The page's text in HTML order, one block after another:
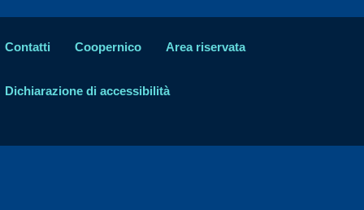
Contatti Coopernico Area riservata
Dichiarazione di accessibilità